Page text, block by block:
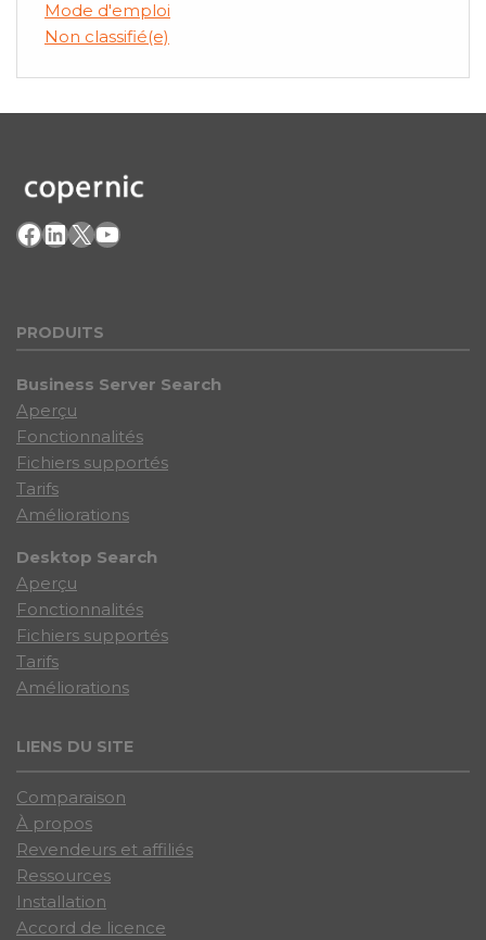
Mode d'emploi
Non classifié(e)
Facebook
LinkedIn
X YouTube
PRODUITS
Business Server Search
Aperçu
Fonctionnalités
Fichiers supportés
Tarifs
Améliorations
Desktop Search
Aperçu
Fonctionnalités
Fichiers supportés
Tarifs
Améliorations
LIENS DU SITE
Comparaison
À propos
Revendeurs et affiliés
Ressources
Installation
Accord de licence